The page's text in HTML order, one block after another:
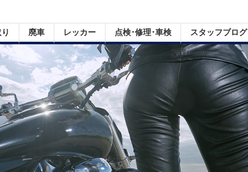
廃車 レッカー 点検･修理･車検 スタッフブログ